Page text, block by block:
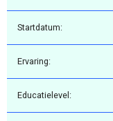
Startdatum:
Ervaring:
Educatielevel: